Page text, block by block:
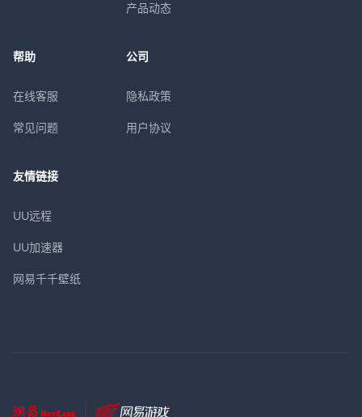
产品动态
帮助
在线客服
常见问题
公司
隐私政策
用户协议
友情链接
UU远程
UU加速器
网易千千壁纸